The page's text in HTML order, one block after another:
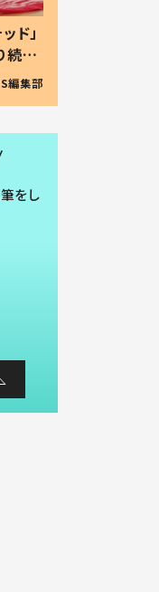
ド」
続け
子
編集部
をし